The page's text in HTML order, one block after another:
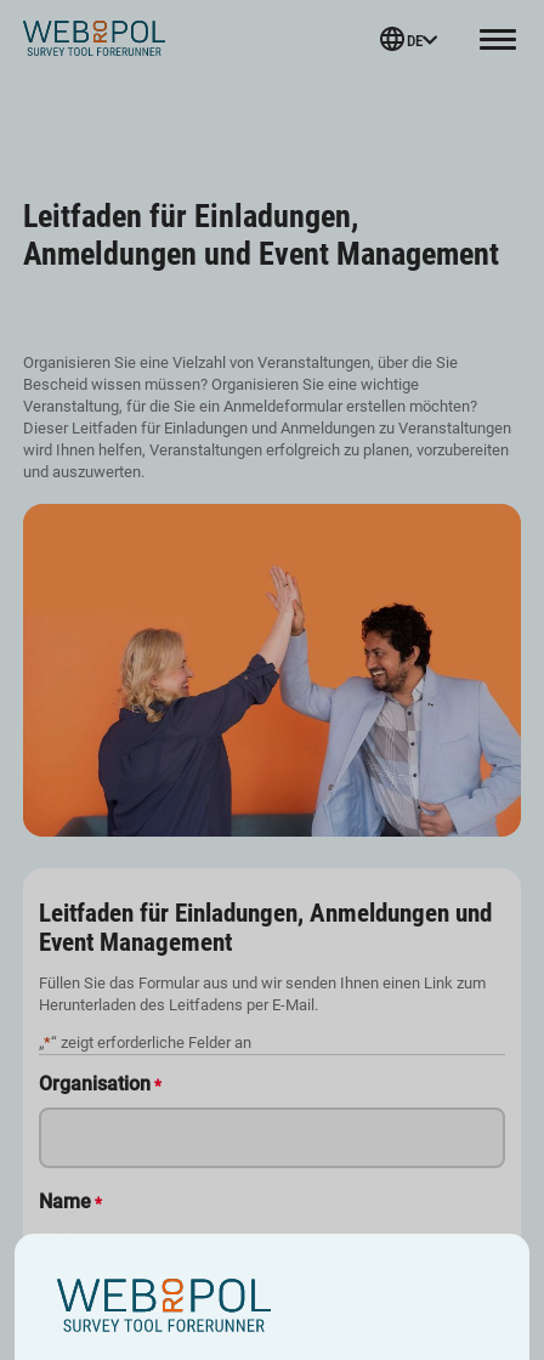
Webropol
Menu
DE
Leitfaden für Einladungen,
Anmeldungen und Event Management
Organisieren Sie eine Vielzahl von Veranstaltungen, über die Sie
Bescheid wissen müssen? Organisieren Sie eine wichtige
Veranstaltung, für die Sie ein Anmeldeformular erstellen möchten?
Dieser Leitfaden für Einladungen und Anmeldungen zu Veranstaltungen
wird Ihnen helfen, Veranstaltungen erfolgreich zu planen, vorzubereiten
und auszuwerten.
Leitfaden für Einladungen, Anmeldungen und
Event Management
Füllen Sie das Formular aus und wir senden Ihnen einen Link zum
Herunterladen des Leitfadens per E-Mail.
„*“ zeigt erforderliche Felder an
Organisation *
Name *